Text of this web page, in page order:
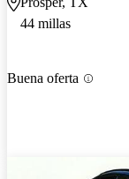
44 millas
Buena oferta